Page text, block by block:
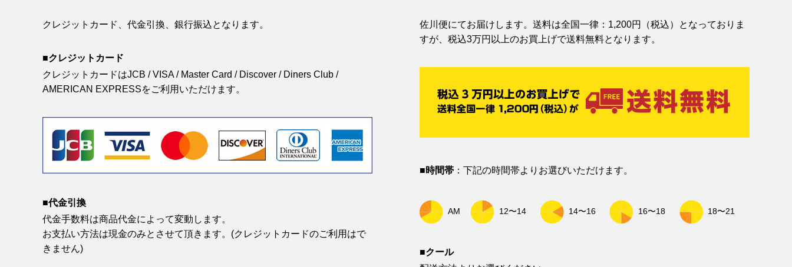
クレジットカード、代金引換、銀行振込となります。
■クレジットカード
クレジットカードはJCB / VISA / Master Card / Discover / Diners Club /
AMERICAN EXPRESSをご利用いただけます。
■代金引換
代金手数料は商品代金によって変動します。
お支払い方法は現金のみとさせて頂きます。(クレジットカードのご利用はで
きません)
佐川便にてお届けします。送料は全国一律：1,200円（税込）となっておりま
すが、税込3万円以上のお買上げで送料無料となります。
■時間帯 ：下記の時間帯よりお選びいただけます。
AM 12〜14 14〜16 16〜18 18〜21
■クール